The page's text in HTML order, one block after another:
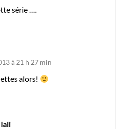
série ….
à 21 h 27 min
alors!